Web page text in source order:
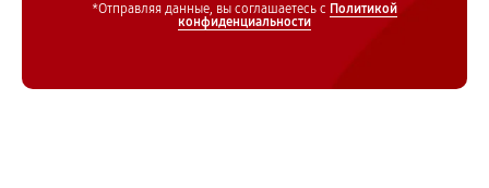
*Отправляя данные, вы соглашаетесь с Политикой
конфиденциальности